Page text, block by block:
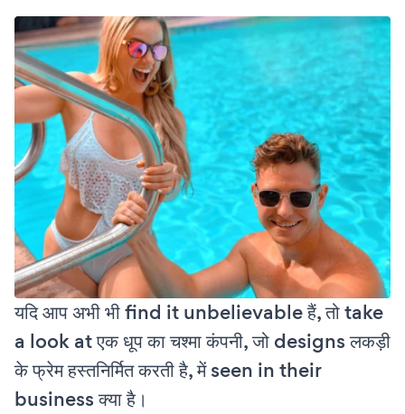
यदि आप अभी भी find it unbelievable हैं, तो take
a look at एक धूप का चश्मा कंपनी, जो designs लकड़ी
के फ्रेम हस्तनिर्मित करती है, में seen in their
business क्या है।